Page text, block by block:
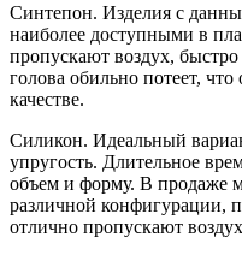
Синтепон. Изделия с
наиболее доступными в
пропускают воздух,
голова обильно потеет,
качестве.
Силикон. Идеальный
упругость. Длительное
объем и форму. В продаже
различной конфигурации,
отлично пропускают